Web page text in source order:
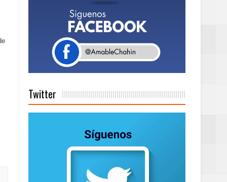
de Gestión
días a
Twitter